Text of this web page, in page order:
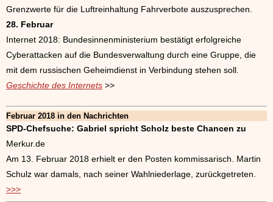
Grenzwerte für die Luftreinhaltung Fahrverbote auszusprechen.
28. Februar
Internet 2018: Bundesinnenministerium bestätigt erfolgreiche
Cyberattacken auf die Bundesverwaltung durch eine Gruppe, die
mit dem russischen Geheimdienst in Verbindung stehen soll.
Geschichte des Internets >>
Februar 2018 in den Nachrichten
SPD-Chefsuche: Gabriel spricht Scholz beste Chancen zu
Merkur.de
Am 13. Februar 2018 erhielt er den Posten kommissarisch. Martin
Schulz war damals, nach seiner Wahlniederlage, zurückgetreten.
>>>